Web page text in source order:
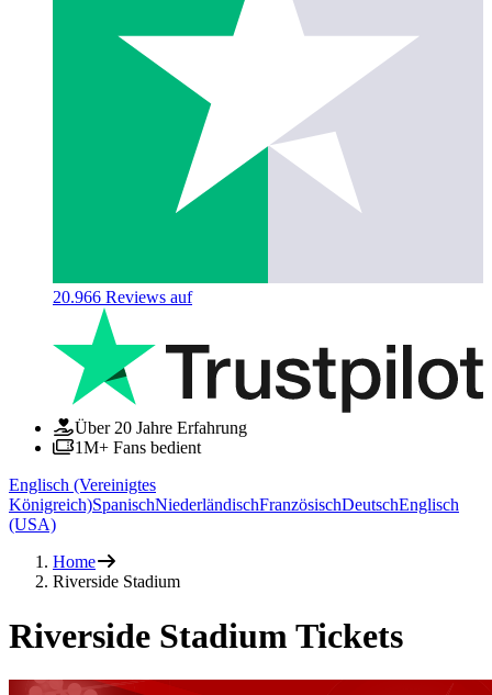
20.966 Reviews auf
Über 20 Jahre Erfahrung
1M+ Fans bedient
Englisch (Vereinigtes
Königreich)SpanischNiederländischFranzösischDeutschEnglisch
(USA)
Home
Riverside Stadium
Riverside Stadium Tickets